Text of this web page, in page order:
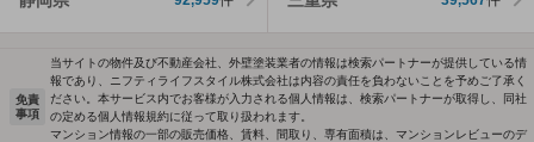
免責
事項
当サイトの物件及び不動産会社、外壁塗装業者の情報は検索パートナーが提供している情
報であり、ニフティライフスタイル株式会社は内容の責任を負わないことを予めご了承く
ださい。本サービス内でお客様が入力される個人情報は、検索パートナーが取得し、同社
の定める個人情報規約に従って取り扱われます。
マンション情報の一部の販売価格、賃料、間取り、専有面積は、マンションレビューのデ